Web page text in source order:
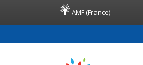
AMF (France)